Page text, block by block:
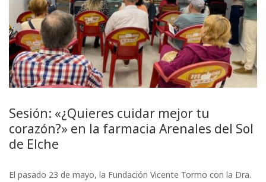
Sesión: «¿Quieres cuidar mejor tu
corazón?» en la farmacia Arenales del Sol
de Elche
El pasado 23 de mayo, la Fundación Vicente Tormo con la Dra.